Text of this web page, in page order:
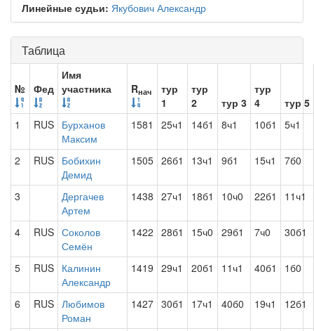
Линейные судьи: Якубович Александр
Таблица
№ Фед
Имя
участника
Rнач
тур
1
тур
2
тур 3
тур
4
тур 5
1
RUS Бурханов
Максим
1581 25ч1 14б1 8ч1 10б1 5ч1
2 RUS Бобихин
Демид
1505 26б1 13ч1 9б1 15ч1 7б0
3
Дергачев
Артем
1438 27ч1 18б1 10ч0 22б1 11ч1
4 RUS Соколов
Семён
1422 28б1 15ч0 29б1 7ч0 30б1
5 RUS Калинин
Александр
1419 29ч1 20б1 11ч1 40б1 1б0
6 RUS Любимов
Роман
1427 30б1 17ч1 40б0 19ч1 12б1